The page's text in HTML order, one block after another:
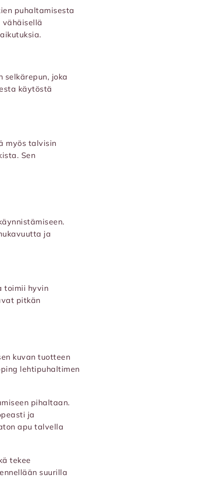
puhaltamisesta
vähäisellä
selkärepun, joka
käytöstä
myös talvisin
Sen
ja
toimii hyvin
pitkän
kuvan tuotteen
lehtipuhaltimen
pihaltaan.
ja
apu talvella
tekee
suurilla